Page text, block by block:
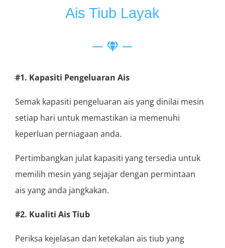
Ais Tiub Layak
#1. Kapasiti Pengeluaran Ais
Semak kapasiti pengeluaran ais yang dinilai mesin
setiap hari untuk memastikan ia memenuhi
keperluan perniagaan anda.
Pertimbangkan julat kapasiti yang tersedia untuk
memilih mesin yang sejajar dengan permintaan
ais yang anda jangkakan.
#2. Kualiti Ais Tiub
Periksa kejelasan dan ketekalan ais tiub yang